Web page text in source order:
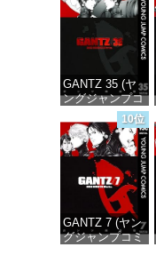
価格：¥100
GANTZ 35 (ヤ
ングジャンプコ
DIGITAL)
価格：¥100
10位
GANTZ 7 (ヤン
グジャンプコミ